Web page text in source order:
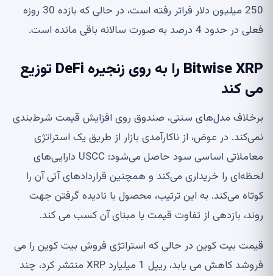
250 میلیون دلار فراتر رفته است، در حالی که بازده 30 روزه
فعلی در حدود 4 درصد به صورت سالانه باقی مانده است.
Bitwise XRP را به روی زنجیره DeFi توزیع
می کند
برخلاف مدل‌های سنتی، صندوق روی افزایش قیمت شرط‌بندی
نمی‌کند. در عوض، از ناکارآمدی بازار از طریق یک استراتژی
معاملاتی اساسی سود حاصل می‌شود: USCC دارایی‌های
لحظه‌ای را خریداری می‌کند و همچنین قراردادهای آتی آن را
کوتاه می‌کند. به این ترتیب، محصول با نادیده گرفتن جهت
روند، بازدهی از تفاوت قیمت یا مبنای آن کسب می کند.
قیمت بیت کوین در حالی که استراتژی فروش بیت کوین را می
فروشد کاهش می یابد، ریپل 1 میلیارد XRP منتشر کرد، چند